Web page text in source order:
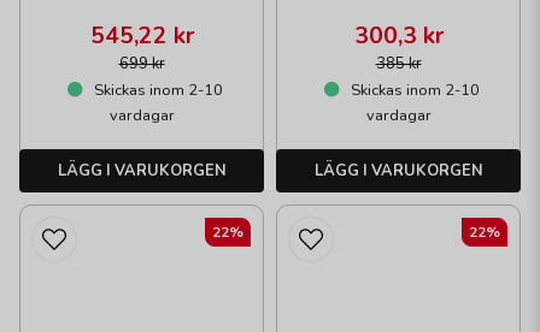
699 kr
545,22 kr
Skickas inom 2-10
vardagar
LÄGG I VARUKORGEN
385 kr
300,3 kr
Skickas inom 2-10
vardagar
LÄGG I VARUKORGEN
22% 22%